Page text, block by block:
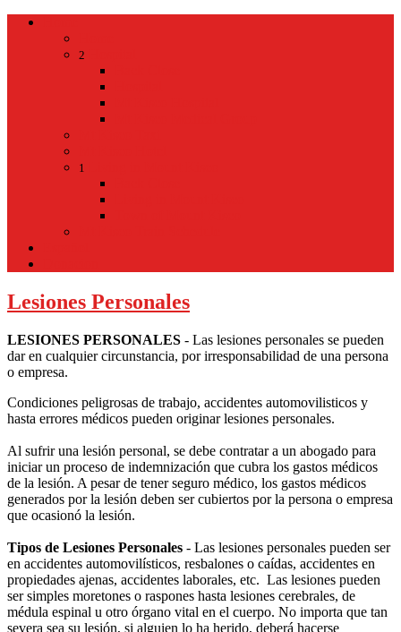
2
1
Lesiones Personales
LESIONES PERSONALES - Las lesiones personales se pueden
dar en cualquier circunstancia, por irresponsabilidad de una persona
o empresa.
Condiciones peligrosas de trabajo, accidentes automovilisticos y
hasta errores médicos pueden originar lesiones personales.
Al sufrir una lesión personal, se debe contratar a un abogado para
iniciar un proceso de indemnización que cubra los gastos médicos
de la lesión. A pesar de tener seguro médico, los gastos médicos
generados por la lesión deben ser cubiertos por la persona o empresa
que ocasionó la lesión.
Tipos de Lesiones Personales - Las lesiones personales pueden ser
en accidentes automovilísticos, resbalones o caídas, accidentes en
propiedades ajenas, accidentes laborales, etc. Las lesiones pueden
ser simples moretones o raspones hasta lesiones cerebrales, de
médula espinal u otro órgano vital en el cuerpo. No importa que tan
severa sea su lesión, si alguien lo ha herido, deberá hacerse